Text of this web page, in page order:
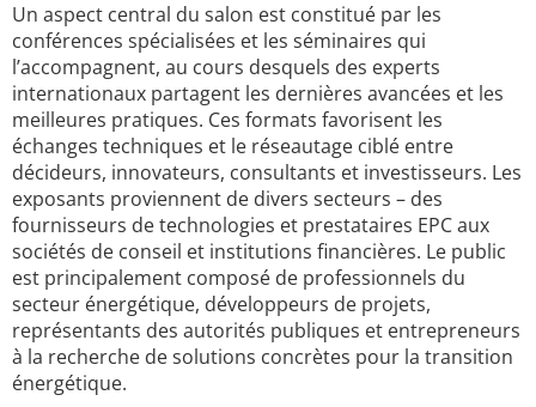
Un aspect central du salon est constitué par les
conférences spécialisées et les séminaires qui
l’accompagnent, au cours desquels des experts
internationaux partagent les dernières avancées et les
meilleures pratiques. Ces formats favorisent les
échanges techniques et le réseautage ciblé entre
décideurs, innovateurs, consultants et investisseurs. Les
exposants proviennent de divers secteurs – des
fournisseurs de technologies et prestataires EPC aux
sociétés de conseil et institutions financières. Le public
est principalement composé de professionnels du
secteur énergétique, développeurs de projets,
représentants des autorités publiques et entrepreneurs
à la recherche de solutions concrètes pour la transition
énergétique.